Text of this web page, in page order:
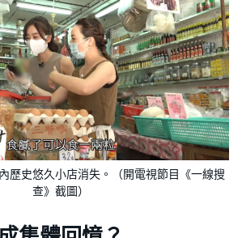
歷史悠久小店消失。（開電視節目《一線搜
查》截圖）